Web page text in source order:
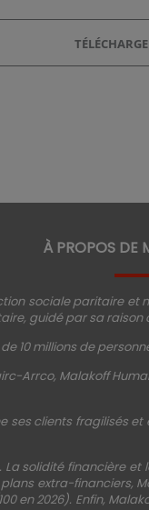
À PROPOS DE
sociale paritaire
guidé par sa raison
10 millions de
Arrco, Malakoff
clients fragilisés
La solidité financière
extra-financiers,
en 2026). Enfin,